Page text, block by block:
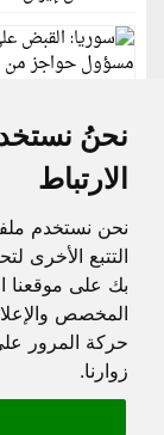
نحنُ
الارتباط
نحن نستخدم
التتبع الأخرى
بك على موقعنا
المخصص
حركة المرور
زوارنا.
جميع